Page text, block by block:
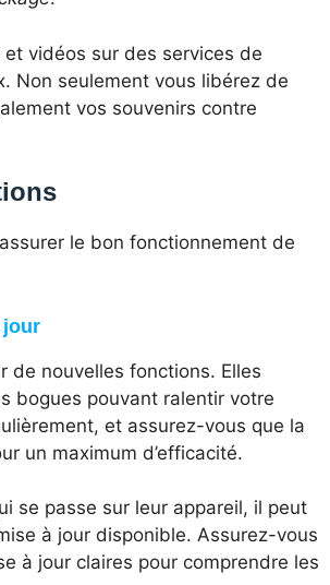
vidéos sur des services de
Non seulement vous libérez de
vos souvenirs contre
le bon fonctionnement de
jour
de nouvelles fonctions. Elles
bogues pouvant ralentir votre
et assurez-vous que la
un maximum d’efficacité.
se passe sur leur appareil, il peut
à jour disponible. Assurez-vous
à jour claires pour comprendre les